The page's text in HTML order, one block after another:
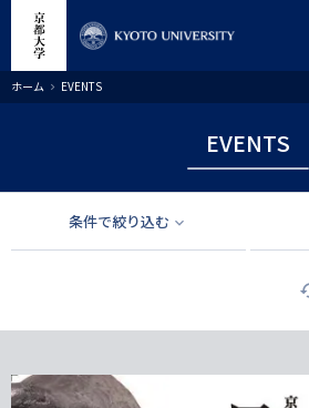
コ
ン
に
サイト内検索
ホーム EVENTS
EVENTS
条件で絞り込む